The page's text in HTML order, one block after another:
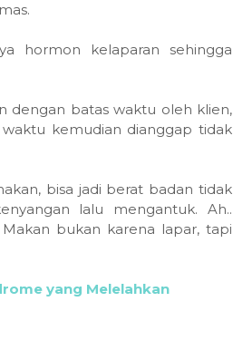
hormon kelaparan sehingga
dengan batas waktu oleh klien,
kemudian dianggap tidak
bisa jadi berat badan tidak
lalu mengantuk. Ah..
bukan karena lapar, tapi
yang Melelahkan